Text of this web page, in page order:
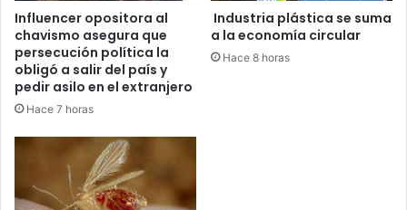
Influencer opositora al
chavismo asegura que
persecución política la
obligó a salir del país y
pedir asilo en el extranjero
Hace 7 horas
Industria plástica se suma
a la economía circular
Hace 8 horas